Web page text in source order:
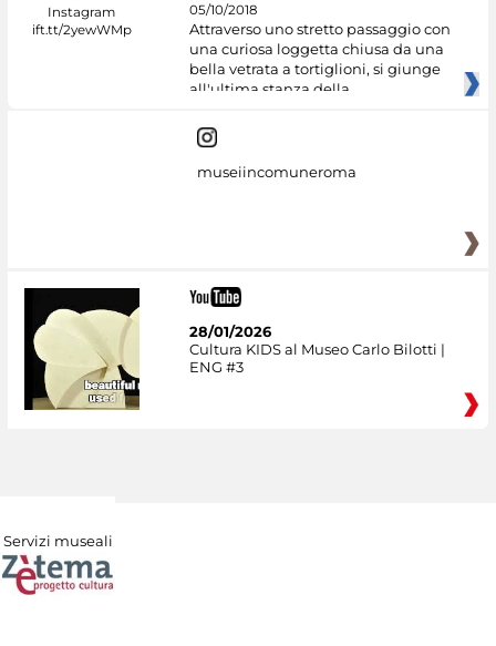
05/10/2018
Attraverso uno stretto passaggio con
una curiosa loggetta chiusa da una
bella vetrata a tortiglioni, si giunge
all'ultima stanza della
museiincomuneroma
28/01/2026
Cultura KIDS al Museo Carlo Bilotti |
ENG #3
Servizi museali